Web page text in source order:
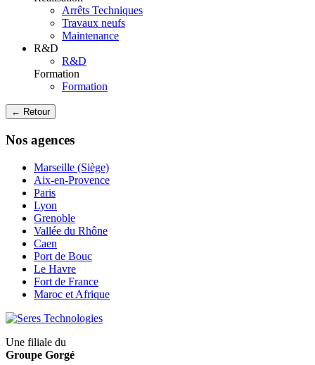
Arrêts Techniques
Travaux neufs
Maintenance
R&D
R&D
Formation
Formation
← Retour
Nos agences
Marseille (Siège)
Aix-en-Provence
Paris
Lyon
Grenoble
Vallée du Rhône
Caen
Port de Bouc
Le Havre
Fort de France
Maroc et Afrique
Une filiale du
Groupe Gorgé